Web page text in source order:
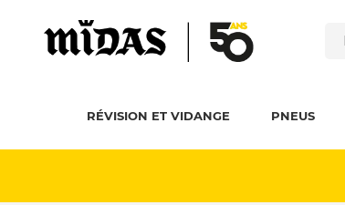
RÉVISION ET VIDANGE PNEUS